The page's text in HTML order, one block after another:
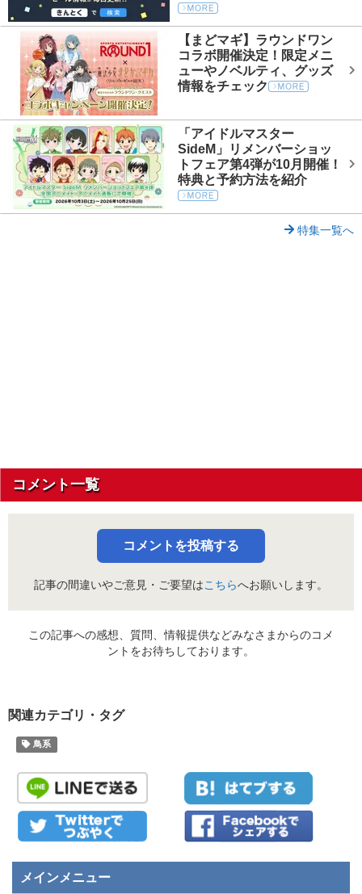
【まどマギ】ラウンドワン
コラボ開催決定！限定メニ
ューやノベルティ、グッズ
情報をチェック
「アイドルマスター
SideM」リメンバーショッ
トフェア第4弾が10月開催！
特典と予約方法を紹介
特集一覧へ
コメント一覧
コメントを投稿する
記事の間違いやご意見・ご要望はこちらへお願いします。
この記事への感想、質問、情報提供などみなさまからのコメ
ントをお待ちしております。
関連カテゴリ・タグ
鳥系
メインメニュー